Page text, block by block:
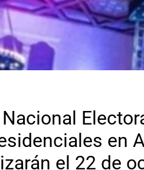
Nacional
en
el 22 de